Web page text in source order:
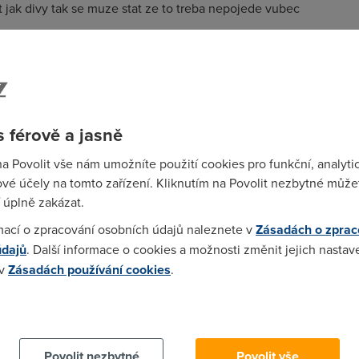
divy tak se muze stat ze to treba nepojede vubec
512/128 bY cT se mi nikdy nestalo, ze bych tahal mene jak 53
u ADSL nefunguje. Uz se to tu ale probiralo snad 1000 krat!
na foru ptám: víš co je to agregace?
férově a jasně
Povolit vše nám umožníte použití cookies pro funkční,
účely na tomto zařízení. Kliknutím na Povolit nezbytné
zakázat.
o zpracování osobních údajů naleznete vZásadách o
. Další informace o cookies a možnosti změnit jejich
Zásadách používání cookies.